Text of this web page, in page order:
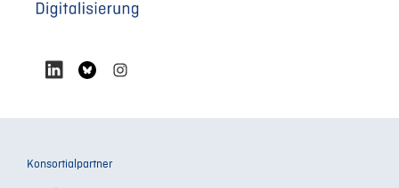
Konsortialpartner